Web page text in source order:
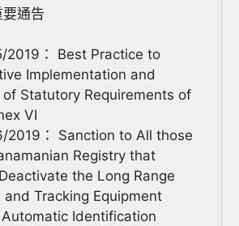
通告
2019： Best Practice to
Implementation and
Statutory Requirements of
VI
2019： Sanction to All those
Registry that
the Long Range
Tracking Equipment
Identification